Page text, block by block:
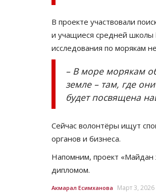
В проекте участвовали
и учащиеся средней школы
исследования по морякам
– В море морякам
земле – там, где
будет посвящена
Сейчас волонтёры ищут
органов и бизнеса.
Напомним, проект
дипломом.
Акмарал Есимханова Март 3, 2026